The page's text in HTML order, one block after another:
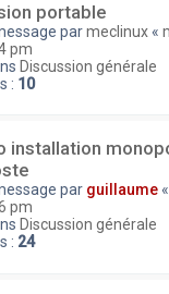
portable
parmeclinux «
pm
Discussion générale
: 10
installation
par guillaume «
pm
Discussion générale
: 24